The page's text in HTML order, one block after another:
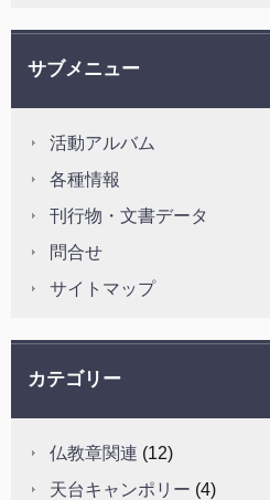
サブメニュー
活動アルバム
各種情報
刊行物・文書データ
問合せ
サイトマップ
カテゴリー
仏教章関連 (12)
天台キャンポリー (4)